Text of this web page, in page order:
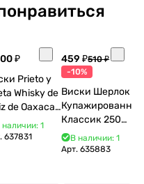
₽
Prieto y
Whisky de
de Oaxaca
мл
1
637831
459 ₽510 ₽
-10%
Виски Шерлок
Классик 250
млВ наличии: 1
Арт.635883